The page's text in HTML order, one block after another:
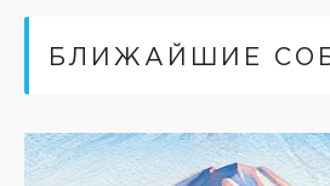
БЛИЖАЙШИЕ